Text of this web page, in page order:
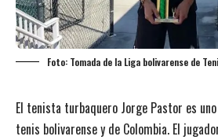
Foto: Tomada de la Liga bolivarense de
El tenista turbaquero Jorge Pastor es
tenis bolivarense y de Colombia. El